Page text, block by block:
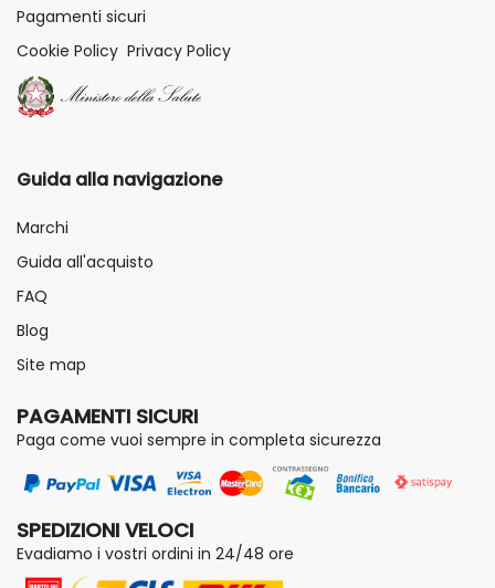
Pagamenti sicuri
Cookie Policy Privacy Policy
Guida alla navigazione
Marchi
Guida all'acquisto
FAQ
Blog
Site map
PAGAMENTI SICURI
Paga come vuoi sempre in completa sicurezza
SPEDIZIONI VELOCI
Evadiamo i vostri ordini in 24/48 ore